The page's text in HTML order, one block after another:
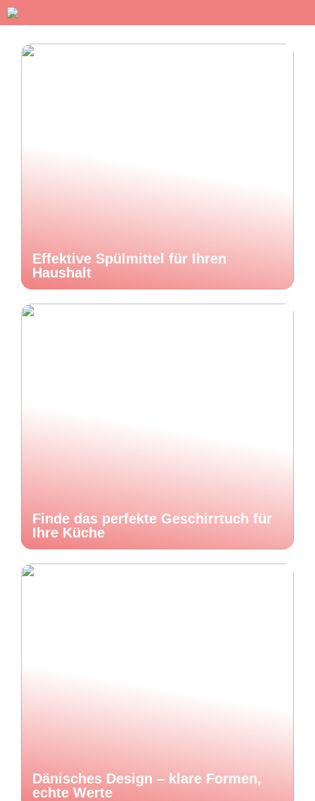
Effektive Spülmittel für Ihren
Haushalt
Finde das perfekte Geschirrtuch für
Ihre Küche
Dänisches Design – klare Formen,
echte Werte